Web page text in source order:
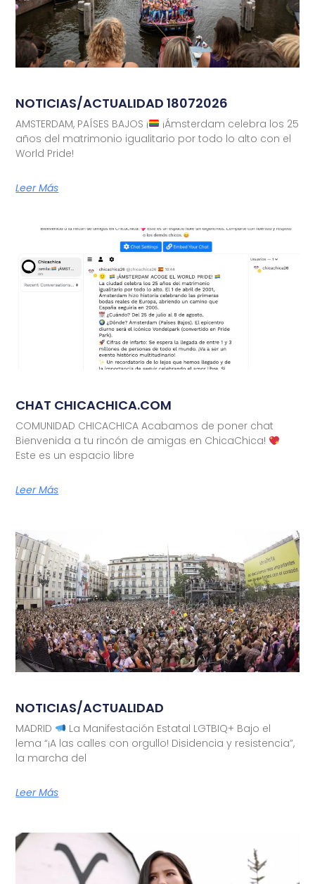
NOTICIAS/ACTUALIDAD 18072026
AMSTERDAM, PAÍSES BAJOS ¡
¡Ámsterdam celebra los 25
años del matrimonio igualitario por todo lo alto con el
World Pride!
Leer Más
CHAT CHICACHICA.COM
COMUNIDAD CHICACHICA Acabamos de poner chat
Bienvenida a tu rincón de amigas en ChicaChica!
Este es un espacio libre
Leer Más
NOTICIAS/ACTUALIDAD
MADRID
La Manifestación Estatal LGTBIQ+ Bajo el
lema “¡A las calles con orgullo! Disidencia y resistencia”,
la marcha del
Leer Más